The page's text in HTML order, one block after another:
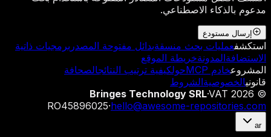
مدعوم بالذكاء الاصطناعي.
إرسال مستودع
استكشفعمليات بحث منسقةبدائل مفتوحة المصدر برمجيات ذاتية
الاستضافةالمدونةخريطة الموقع
المشروعخادم MCP حولكيفية ترتيب النتائجالصحافة
قانونيالخصوصيةالشروط
©
2026
Bringes Technology SRL·VAT
RO45896025·hello@awesome-repositories.com
ar